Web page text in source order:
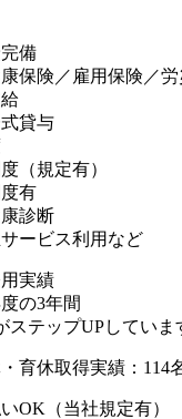
備
保険／雇用保険／労
貸与
（規定有）
有
診断
ービス利用など
実績
の3年間
テップUPしていま
育休取得実績：114
OK（当社規定有）